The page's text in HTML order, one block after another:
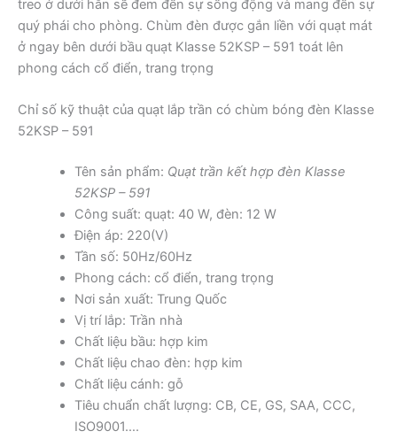
treo ở dưới hẳn sẽ đem đến sự sống động và mang đến sự
quý phái cho phòng. Chùm đèn được gắn liền với quạt mát
ở ngay bên dưới bầu quạt Klasse 52KSP – 591 toát lên
phong cách cổ điển, trang trọng
Chỉ số kỹ thuật của quạt lắp trần có chùm bóng đèn Klasse
52KSP – 591
Tên sản phẩm: Quạt trần kết hợp đèn Klasse
52KSP – 591
Công suất: quạt: 40 W, đèn: 12 W
Điện áp: 220(V)
Tần số: 50Hz/60Hz
Phong cách: cổ điển, trang trọng
Nơi sản xuất: Trung Quốc
Vị trí lắp: Trần nhà
Chất liệu bầu: hợp kim
Chất liệu chao đèn: hợp kim
Chất liệu cánh: gỗ
Tiêu chuẩn chất lượng: CB, CE, GS, SAA, CCC,
ISO9001….